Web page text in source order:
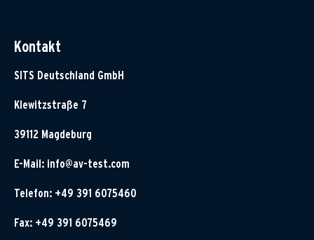
Kontakt
SITS Deutschland GmbH
Klewitzstraße 7
39112 Magdeburg
E-Mail: info@av-test.com
Telefon: +49 391 6075460
Fax: +49 391 6075469